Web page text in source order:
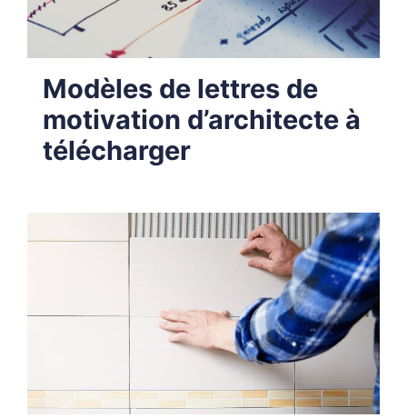
Modèles de lettres de
motivation d’architecte à
télécharger